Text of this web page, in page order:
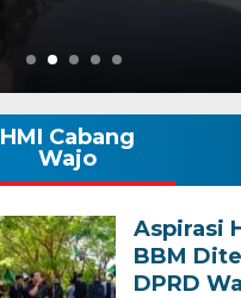
HMI Cabang
Wajo
Aspirasi
BBM
DPRD